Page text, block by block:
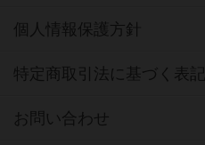
個人情報保護方針
特定商取引法に基づく表記
お問い合わせ